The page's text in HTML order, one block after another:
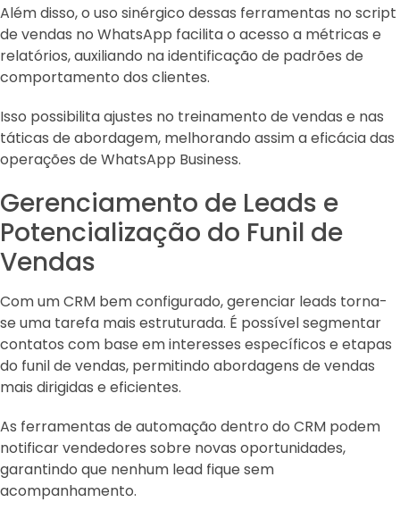
Além disso, o uso sinérgico dessas ferramentas no script
de vendas no WhatsApp facilita o acesso a métricas e
relatórios, auxiliando na identificação de padrões de
comportamento dos clientes.
Isso possibilita ajustes no treinamento de vendas e nas
táticas de abordagem, melhorando assim a eficácia das
operações de WhatsApp Business.
Gerenciamento de Leads e
Potencialização do Funil de
Vendas
Com um CRM bem configurado, gerenciar leads torna-
se uma tarefa mais estruturada. É possível segmentar
contatos com base em interesses específicos e etapas
do funil de vendas, permitindo abordagens de vendas
mais dirigidas e eficientes.
As ferramentas de automação dentro do CRM podem
notificar vendedores sobre novas oportunidades,
garantindo que nenhum lead fique sem
acompanhamento.